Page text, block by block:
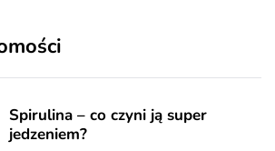
Spirulina – co czyni ją super
jedzeniem?